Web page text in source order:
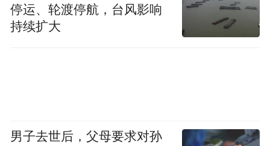
停运、轮渡停航，台风影响
持续扩大
男子去世后，父母要求对孙